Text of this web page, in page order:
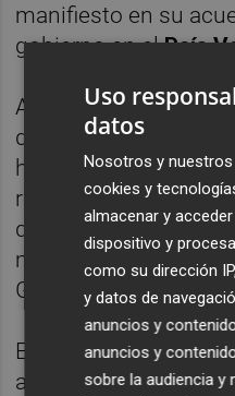
manifiesto en su
gobierno en elPaís
Aitor Esteban no ha
de prensa tras la
hecho público un
reitera que
que estos
mayoría que permitió
Gobierno.
Eso sí, el portavoz
avanzado el día
Uso
datos
Nosotros y
cookies y
almacenar y
dispositivo y
como su dirección
y datos de
anuncios y
anuncios y
sobre la audiencia y